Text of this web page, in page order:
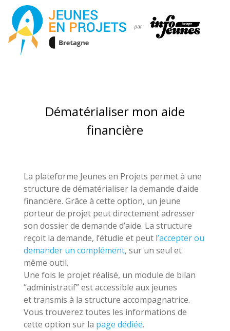
Dématérialiser mon aide
financière
La plateforme Jeunes en Projets permet à une
structure de dématérialiser la demande d’aide
financière. Grâce à cette option, un jeune
porteur de projet peut directement adresser
son dossier de demande d’aide. La structure
reçoit la demande, l’étudie et peut l’accepter ou
demander un complément, sur un seul et
même outil.
Une fois le projet réalisé, un module de bilan
“administratif” est accessible aux jeunes
et transmis à la structure accompagnatrice.
Vous trouverez toutes les informations de
cette option sur la page dédiée.